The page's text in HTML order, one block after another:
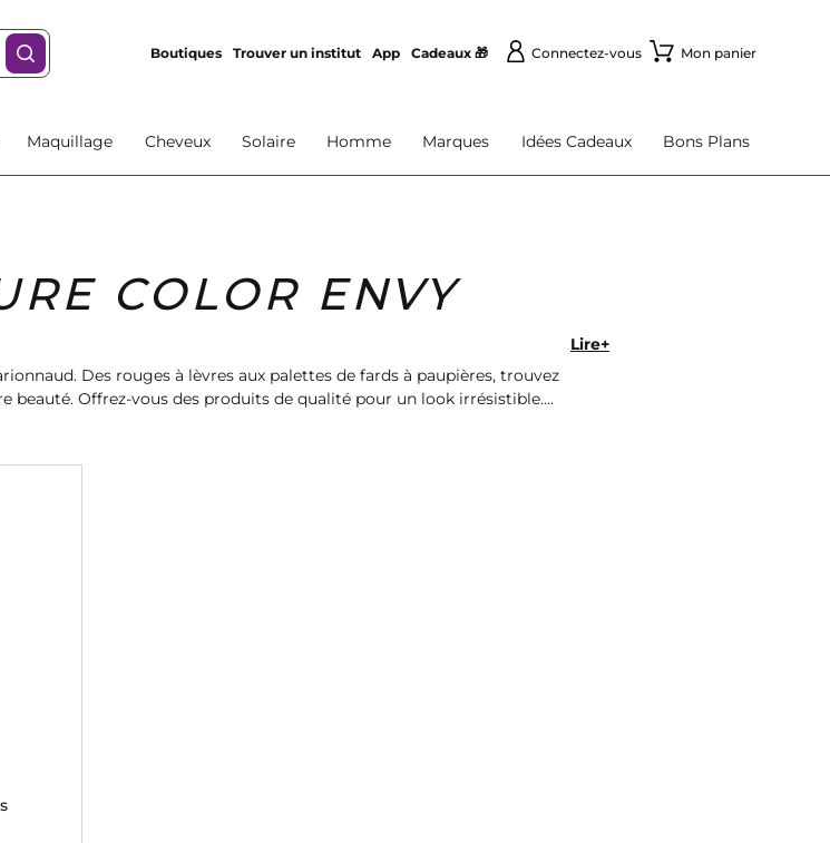
Boutiques Trouver un institut App Cadeaux 🎁 Connectez-vous Mon panier
Maquillage Cheveux Solaire Homme Marques Idées Cadeaux Bons Plans
COLOR ENVY
Des rouges à lèvres aux palettes de fards à paupières, trouvez
Offrez-vous des produits de qualité pour un look irrésistible.
Lire+